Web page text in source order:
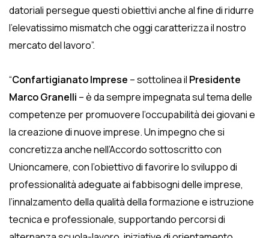
datoriali persegue questi obiettivi anche al fine di ridurre
l’elevatissimo mismatch che oggi caratterizza il nostro
mercato del lavoro”.
“Confartigianato Imprese – sottolinea il Presidente
Marco Granelli – è da sempre impegnata sul tema delle
competenze per promuovere l’occupabilità dei giovani e
la creazione di nuove imprese. Un impegno che si
concretizza anche nell’Accordo sottoscritto con
Unioncamere, con l’obiettivo di favorire lo sviluppo di
professionalità adeguate ai fabbisogni delle imprese,
l’innalzamento della qualità della formazione e istruzione
tecnica e professionale, supportando percorsi di